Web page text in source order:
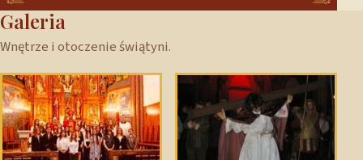
Galeria
Wnętrze i otoczenie świątyni.